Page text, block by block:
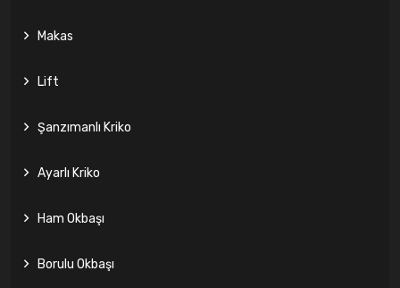
Makas
Lift
Şanzımanlı Kriko
Ayarlı Kriko
Ham Okbaşı
Borulu Okbaşı